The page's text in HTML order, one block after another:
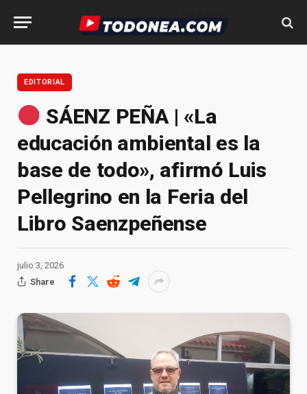
EDITORIAL
SÁENZ PEÑA | «La
educación ambiental es la
base de todo», afirmó Luis
Pellegrino en la Feria del
Libro Saenzpeñense
julio 3, 2026
Share